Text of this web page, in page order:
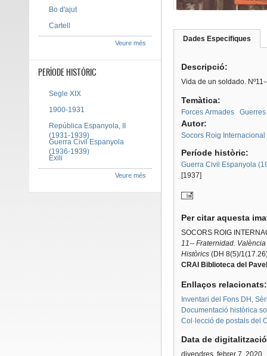
Dades Especifiques
Descripció:
Vida de un soldado.
Temàtica:
Forces Armades Guerres
Autor:
Socors Roig Internacional
Període històric:
Guerra Civil Espanyola
[1937]
Per citar aquesta
SOCORS ROIG
11-- Fraternidad.
Històrics(DH 8(5)/
CRAI Biblioteca del
Enllaços
Inventari del Fons DH,
Documentació històrica
Col·lecció de postals del
Data de
divendres, febrer 7, 2020
Bo d'ajut
Cartell
Veure més
PERÍODE HISTÒRIC
Segle XIX
1900-1931
República Espanyola, II
(1931-1939)
Guerra Civil Espanyola
(1936-1939)
Exili
Veure més